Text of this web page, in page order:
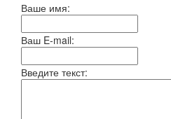
Ваше имя:
Ваш E-mail:
Введите текст: